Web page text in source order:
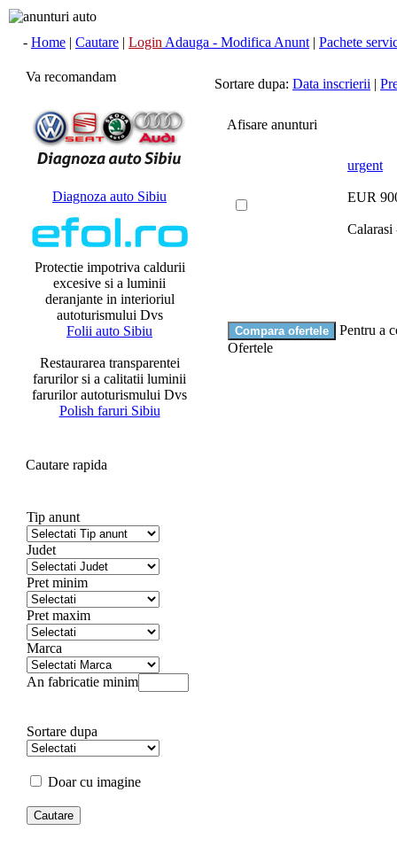
- Home | Cautare | Login Adauga - Modifica Anunt | Pachete
Va recomandam
Diagnoza auto Sibiu
Protectie impotriva caldurii
excesive si a luminii
deranjante in interioriul
autoturismului Dvs
Folii auto Sibiu
Restaurarea transparentei
farurilor si a calitatii luminii
farurilor autoturismului Dvs
Polish faruri Sibiu
Cautare rapida
Tip anunt
Judet
Pret minim
Pret maxim
Marca
An fabricatie minim
Sortare dupa
Doar cu imagine
Sortare dupa: Data inscrierii |
Afisare anunturi
urgent
EUR
Pentru a
Ofertele